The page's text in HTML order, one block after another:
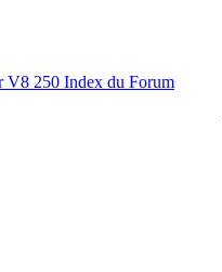
250 Index du Forum